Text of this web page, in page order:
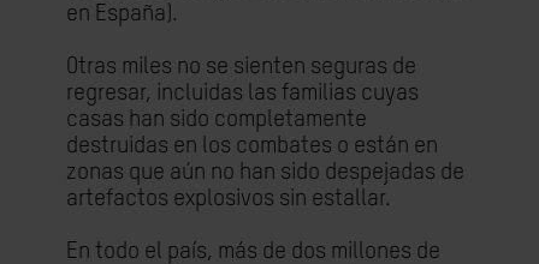
en España).
Otras miles no se sienten seguras de
regresar, incluidas las familias cuyas
casas han sido completamente
destruidas en los combates o están en
zonas que aún no han sido despejadas de
artefactos explosivos sin estallar.
En todo el país, más de dos millones de